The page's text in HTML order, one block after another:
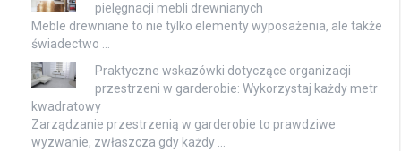
pielęgnacji mebli drewnianych
Meble drewniane to nie tylko elementy wyposażenia, ale także
świadectwo …
Praktyczne wskazówki dotyczące organizacji
przestrzeni w garderobie: Wykorzystaj każdy metr
kwadratowy
Zarządzanie przestrzenią w garderobie to prawdziwe
wyzwanie, zwłaszcza gdy każdy …